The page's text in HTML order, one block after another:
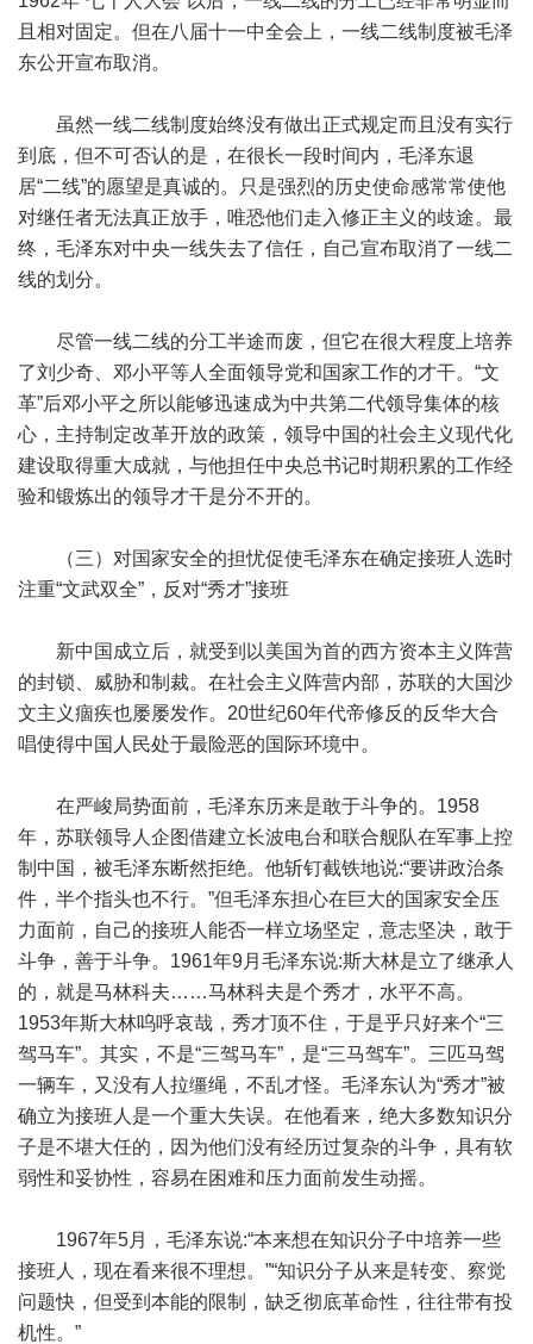
且相对固定。但在八届十一中全会上，一线二线制度被毛泽
东公开宣布取消。
虽然一线二线制度始终没有做出正式规定而且没有实行
到底，但不可否认的是，在很长一段时间内，毛泽东退
居“二线”的愿望是真诚的。只是强烈的历史使命感常常使他
对继任者无法真正放手，唯恐他们走入修正主义的歧途。最
终，毛泽东对中央一线失去了信任，自己宣布取消了一线二
线的划分。
尽管一线二线的分工半途而废，但它在很大程度上培养
了刘少奇、邓小平等人全面领导党和国家工作的才干。“文
革”后邓小平之所以能够迅速成为中共第二代领导集体的核
心，主持制定改革开放的政策，领导中国的社会主义现代化
建设取得重大成就，与他担任中央总书记时期积累的工作经
验和锻炼出的领导才干是分不开的。
（三）对国家安全的担忧促使毛泽东在确定接班人选时
注重“文武双全”，反对“秀才”接班
新中国成立后，就受到以美国为首的西方资本主义阵营
的封锁、威胁和制裁。在社会主义阵营内部，苏联的大国沙
文主义痼疾也屡屡发作。20世纪60年代帝修反的反华大合
唱使得中国人民处于最险恶的国际环境中。
在严峻局势面前，毛泽东历来是敢于斗争的。1958
年，苏联领导人企图借建立长波电台和联合舰队在军事上控
制中国，被毛泽东断然拒绝。他斩钉截铁地说:“要讲政治条
件，半个指头也不行。”但毛泽东担心在巨大的国家安全压
力面前，自己的接班人能否一样立场坚定，意志坚决，敢于
斗争，善于斗争。1961年9月毛泽东说:斯大林是立了继承人
的，就是马林科夫……马林科夫是个秀才，水平不高。
1953年斯大林呜呼哀哉，秀才顶不住，于是乎只好来个“三
驾马车”。其实，不是“三驾马车”，是“三马驾车”。三匹马驾
一辆车，又没有人拉缰绳，不乱才怪。毛泽东认为“秀才”被
确立为接班人是一个重大失误。在他看来，绝大多数知识分
子是不堪大任的，因为他们没有经历过复杂的斗争，具有软
弱性和妥协性，容易在困难和压力面前发生动摇。
1967年5月，毛泽东说:“本来想在知识分子中培养一些
接班人，现在看来很不理想。”“知识分子从来是转变、察觉
问题快，但受到本能的限制，缺乏彻底革命性，往往带有投
机性。”